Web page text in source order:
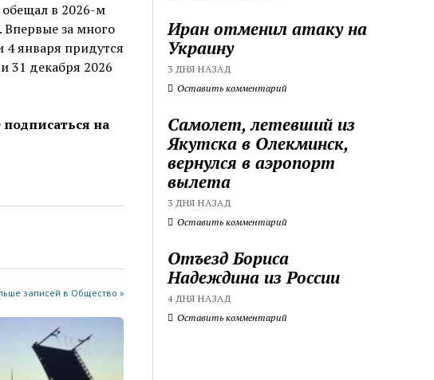
в 2026-м
за много
4 января придутся
31 декабря 2026
на
записей в Общество »
Иран отменил атаку на
Украину
3 ДНЯ НАЗАД
Оставить комментарий
Самолет, летевший из
Якутска в Олекминск,
вернулся в аэропорт
вылета
3 ДНЯ НАЗАД
Оставить комментарий
Отъезд Бориса
Надеждина из России
4 ДНЯ НАЗАД
Оставить комментарий